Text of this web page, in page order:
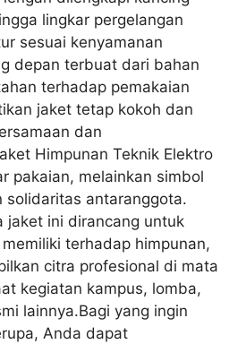
lingkar pergelangan
sesuai kenyamanan
depan terbuat dari bahan
terhadap pemakaian
jaket tetap kokoh dan
dan
Himpunan Teknik Elektro
pakaian, melainkan simbol
solidaritas antaranggota.
jaket ini dirancang untuk
terhadap himpunan,
citra profesional di mata
kegiatan kampus, lomba,
lainnya.Bagi yang ingin
Anda dapat